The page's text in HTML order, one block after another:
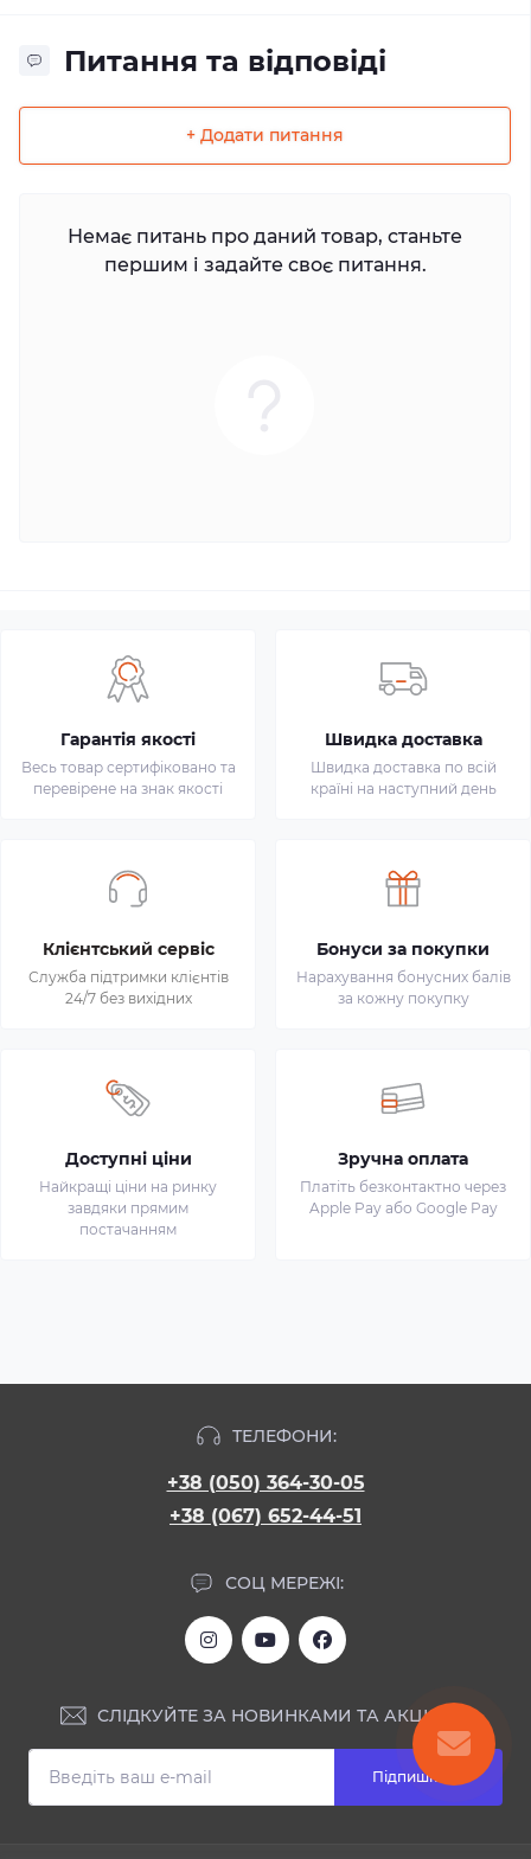
Питання та відповіді
+ Додати питання
Немає питань про даний товар, станьте
першим і задайте своє питання.
Гарантія якості
Весь товар сертифіковано та
перевірене на знак якості
Швидка доставка
Швидка доставка по всій
країні на наступний день
Клієнтський сервіс
Служба підтримки клієнтів
24/7 без вихідних
Бонуси за покупки
Нарахування бонусних балів
за кожну покупку
Доступні ціни
Найкращі ціни на ринку
завдяки прямим
постачанням
Зручна оплата
Платіть безконтактно через
Apple Pay або Google Pay
ТЕЛЕФОНИ:
+38 (050) 364-30-05
+38 (067) 652-44-51
СОЦ МЕРЕЖІ:
СЛІДКУЙТЕ ЗА НОВИНКАМИ ТА АКЦІЯМИ:
Підпишіться